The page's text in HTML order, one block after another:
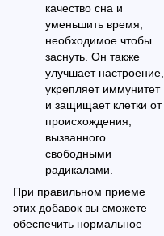
качество сна и
уменьшить время,
необходимое чтобы
заснуть. Он также
улучшает настроение,
укрепляет иммунитет
и защищает клетки от
происхождения,
вызванного
свободными
радикалами.
При правильном приеме
этих добавок вы сможете
обеспечить нормальное